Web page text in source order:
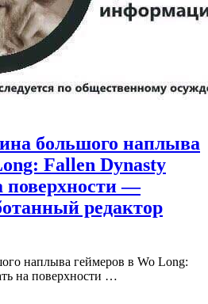
большого наплыва
Fallen Dynasty
поверхности —
редактор
наплыва геймеров в Wo Long:
на поверхности …